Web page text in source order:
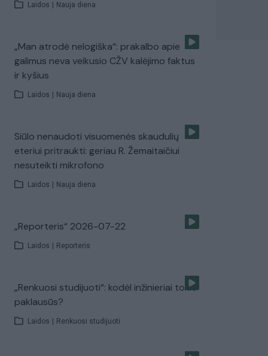
Laidos Nauja diena
„Man atrodė nelogiška“: prakalbo apie
galimus neva veikusio CŽV kalėjimo faktus
ir kyšius
Laidos Nauja diena
Siūlo nenaudoti visuomenės skaudulių
eteriui pritraukti: geriau R. Žemaitaičiui
nesuteikti mikrofono
Laidos Nauja diena
„Reporteris“ 2026-07-22
Laidos Reporteris
„Renkuosi studijuoti“: kodėl inžinieriai tokie
paklausūs?
Laidos Renkuosi studijuoti